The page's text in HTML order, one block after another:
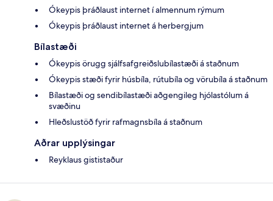
Ókeypis þráðlaust internet í almennum rýmum
Ókeypis þráðlaust internet á herbergjum
Bílastæði
Ókeypis örugg sjálfsafgreiðslubílastæði á staðnum
Ókeypis stæði fyrir húsbíla, rútubíla og vörubíla á staðnum
Bílastæði og sendibílastæði aðgengileg hjólastólum á
svæðinu
Hleðslustöð fyrir rafmagnsbíla á staðnum
Aðrar upplýsingar
Reyklaus gististaður